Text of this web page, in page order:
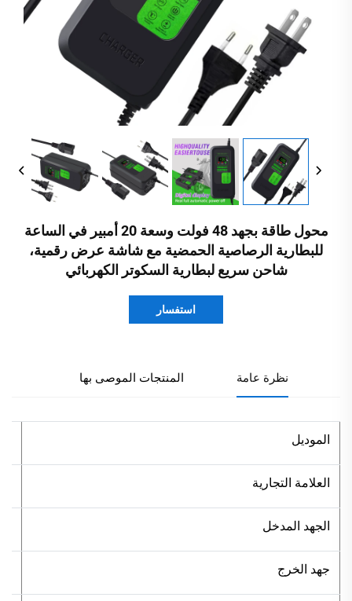
محول طاقة بجهد 48 فولت وسعة 20 أمبير في الساعة
للبطارية الرصاصية الحمضية مع شاشة عرض رقمية،
شاحن سريع لبطارية السكوتر الكهربائي
استفسار
نظرة عامة المنتجات الموصى بها
الموديل
العلامة التجارية
الجهد المدخل
جهد الخرج